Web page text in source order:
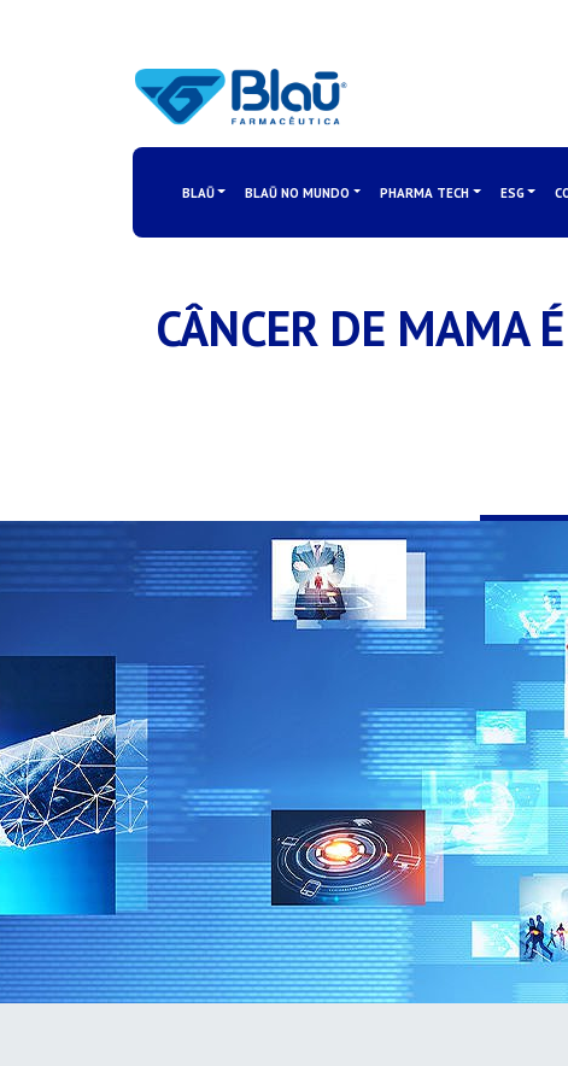
BLAŪ BLAŪ NO MUNDO PHARMA TECH ESG
CÂNCER DE MAMA